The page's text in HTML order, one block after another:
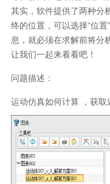
其实，软件提供了两种分
终的位置，可以选择“位
息，就必须在求解前将分
让我们一起来看看吧！
问题描述：
运动仿真如何计算 ，获取